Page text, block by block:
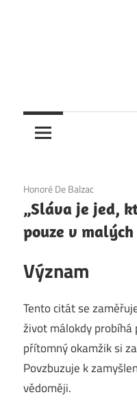
1. 12. 2020
Honoré De Balzac
„Sláva je jed,
pouze v
Význam
Tento citát se
život málokdy probíhá
přítomný okamžik si
Povzbuzuje k
vědoměji.